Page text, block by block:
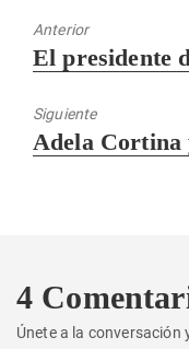
Anterior
Entrada
El presidente
Siguiente
Entrada
Adela Cortina
4
Únete a la conversación